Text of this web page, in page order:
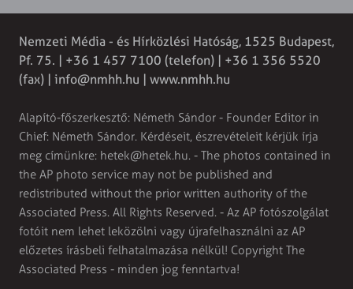
Nemzeti Média - és Hírközlési Hatóság, 1525 Budapest,
Pf. 75. | +36 1 457 7100 (telefon) | +36 1 356 5520
(fax) | info@nmhh.hu | www.nmhh.hu
Alapító-főszerkesztő: Németh Sándor - Founder Editor in
Chief: Németh Sándor. Kérdéseit, észrevételeit kérjük írja
meg címünkre: hetek@hetek.hu. - The photos contained in
the AP photo service may not be published and
redistributed without the prior written authority of the
Associated Press. All Rights Reserved. - Az AP fotószolgálat
fotóit nem lehet leközölni vagy újrafelhasználni az AP
előzetes írásbeli felhatalmazása nélkül! Copyright The
Associated Press - minden jog fenntartva!